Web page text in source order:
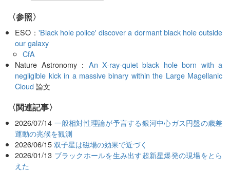
〈参照〉
ESO： 'Black hole police' discover a dormant black hole outside
our galaxy
CfA
Nature Astronomy： An X-ray-quiet black hole born with a
negligible kick in a massive binary within the Large Magellanic
Cloud 論文
関連記事
2026/07/14 一般相対性理論が予言する銀河中心ガス円盤の歳差
運動の兆候を観測
2026/06/15 双子星は磁場の効果で近づく
2026/01/13 ブラックホールを生み出す超新星爆発の現場をとら
えた